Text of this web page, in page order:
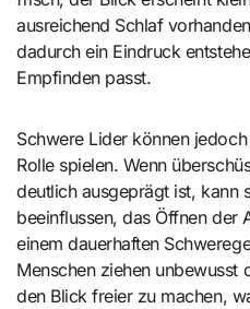
ausreichend Schlaf
dadurch ein Eindruck
Empfinden passt.
Schwere Lider können
Rolle spielen. Wenn
deutlich ausgeprägt ist, kann
beeinflussen, das Öffnen der
einem dauerhaften
Menschen ziehen unbewusst
den Blick freier zu machen,